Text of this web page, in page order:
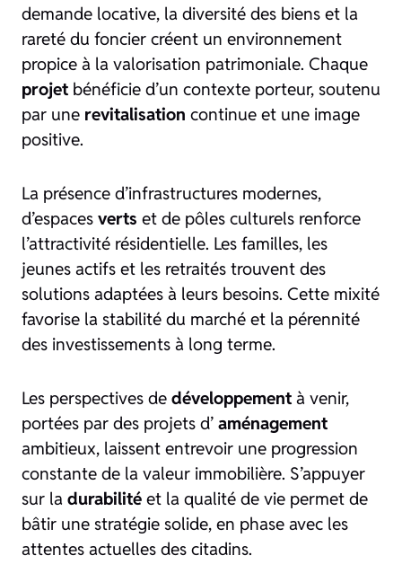
demande locative, la diversité des biens et la
rareté du foncier créent un environnement
propice à la valorisation patrimoniale. Chaque
projet bénéficie d’un contexte porteur, soutenu
par une revitalisation continue et une image
positive.
La présence d’infrastructures modernes,
d’espaces verts et de pôles culturels renforce
l’attractivité résidentielle. Les familles, les
jeunes actifs et les retraités trouvent des
solutions adaptées à leurs besoins. Cette mixité
favorise la stabilité du marché et la pérennité
des investissements à long terme.
Les perspectives de développement à venir,
portées par des projets d’ aménagement
ambitieux, laissent entrevoir une progression
constante de la valeur immobilière. S’appuyer
sur la durabilité et la qualité de vie permet de
bâtir une stratégie solide, en phase avec les
attentes actuelles des citadins.